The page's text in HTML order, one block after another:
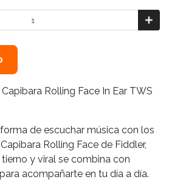
Rolling Face In Ear TWS
de escuchar música con los
Rolling Face de Fiddler,
y viral se combina con
acompañarte en tu día a día.